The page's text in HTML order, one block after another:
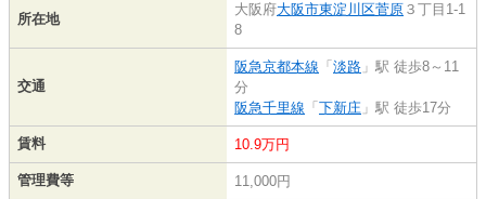
所在地
大阪府大阪市東淀川区菅原 ３丁目1-1
8
交通
阪急京都本線 「 淡路 」駅 徒歩8～11
分
阪急千里線 「 下新庄 」駅 徒歩17分
賃料 10.9万円
管理費等 11,000円